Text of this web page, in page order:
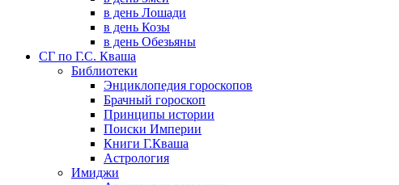
в день Лошади
в день Козы
в день Обезьяны
СГ по Г.С. Кваша
Библиотеки
Энциклопедия гороскопов
Брачный гороскоп
Принципы истории
Поиски Империи
Книги Г.Кваша
Астрология
Имиджи